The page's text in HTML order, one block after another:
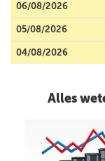
06/08/2026
05/08/2026
04/08/2026
Alles